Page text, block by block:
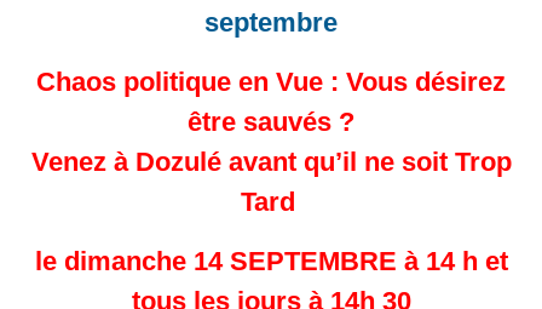
septembre
Chaos politique en Vue : Vous désirez
être sauvés ?
Venez à Dozulé avant qu’il ne soit Trop
Tard
le dimanche 14 SEPTEMBRE à 14 h et
tous les jours à 14h 30